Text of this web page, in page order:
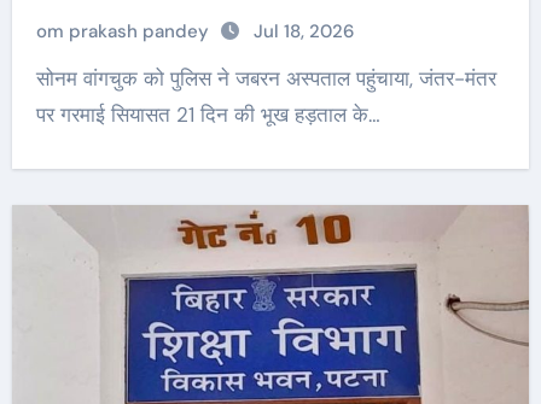
om prakash pandey Jul 18, 2026
सोनम वांगचुक को पुलिस ने जबरन अस्पताल पहुंचाया, जंतर-मंतर
पर गरमाई सियासत 21 दिन की भूख हड़ताल के…